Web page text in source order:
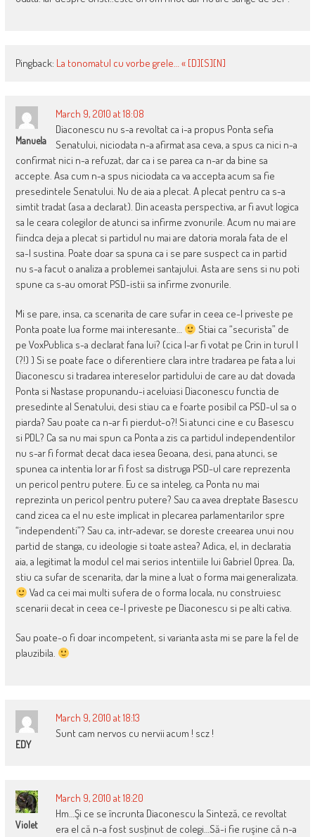
Pingback: La tonomatul cu vorbe grele… « [D][S][N]
Manuela
March 9, 2010 at 18:08
Diaconescu nu s-a revoltat ca i-a propus Ponta sefia
Senatului, niciodata n-a afirmat asa ceva, a spus ca nici n-a
confirmat nici n-a refuzat, dar ca i se parea ca n-ar da bine sa
accepte. Asa cum n-a spus niciodata ca va accepta acum sa fie
presedintele Senatului. Nu de aia a plecat. A plecat pentru ca s-a
simtit tradat (asa a declarat). Din aceasta perspectiva, ar fi avut logica
sa le ceara colegilor de atunci sa infirme zvonurile. Acum nu mai are
fiindca deja a plecat si partidul nu mai are datoria morala fata de el
sa-l sustina. Poate doar sa spuna ca i se pare suspect ca in partid
nu s-a facut o analiza a problemei santajului. Asta are sens si nu poti
spune ca s-au omorat PSD-istii sa infirme zvonurile.
Mi se pare, insa, ca scenarita de care sufar in ceea ce-l priveste pe
Ponta poate lua forme mai interesante…
Stiai ca “securista” de
pe VoxPublica s-a declarat fana lui? (cica l-ar fi votat pe Crin in turul I
(?!) ) Si se poate face o diferentiere clara intre tradarea pe fata a lui
Diaconescu si tradarea intereselor partidului de care au dat dovada
Ponta si Nastase propunandu-i aceluiasi Diaconescu functia de
presedinte al Senatului, desi stiau ca e foarte posibil ca PSD-ul sa o
piarda? Sau poate ca n-ar fi pierdut-o?! Si atunci cine e cu Basescu
si PDL? Ca sa nu mai spun ca Ponta a zis ca partidul independentilor
nu s-ar fi format decat daca iesea Geoana, desi, pana atunci, se
spunea ca intentia lor ar fi fost sa distruga PSD-ul care reprezenta
un pericol pentru putere. Eu ce sa inteleg, ca Ponta nu mai
reprezinta un pericol pentru putere? Sau ca avea dreptate Basescu
cand zicea ca el nu este implicat in plecarea parlamentarilor spre
“independenti”? Sau ca, intr-adevar, se doreste creearea unui nou
partid de stanga, cu ideologie si toate astea? Adica, el, in declaratia
aia, a legitimat la modul cel mai serios intentiile lui Gabriel Oprea. Da,
stiu ca sufar de scenarita, dar la mine a luat o forma mai generalizata.
Vad ca cei mai multi sufera de o forma locala, nu construiesc
scenarii decat in ceea ce-l priveste pe Diaconescu si pe alti cativa.
Sau poate-o fi doar incompetent, si varianta asta mi se pare la fel de
plauzibila.
EDY
March 9, 2010 at 18:13
Sunt cam nervos cu nervii acum ! scz !
Violet
March 9, 2010 at 18:20
Hm…Şi ce se încrunta Diaconescu la Sinteză, ce revoltat
era el că n-a fost susţinut de colegi…Să-i fie ruşine că n-a